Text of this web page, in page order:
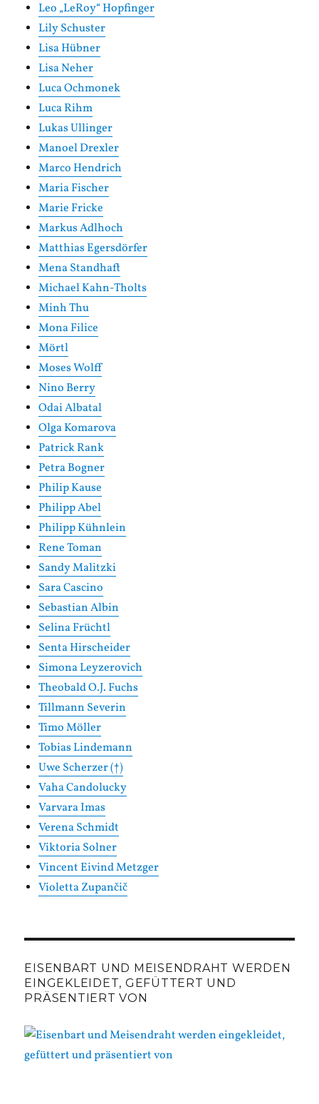
Leo „LeRoy“ Hopfinger
Lily Schuster
Lisa Hübner
Lisa Neher
Luca Ochmonek
Luca Rihm
Lukas Ullinger
Manoel Drexler
Marco Hendrich
Maria Fischer
Marie Fricke
Markus Adlhoch
Matthias Egersdörfer
Mena Standhaft
Michael Kahn-Tholts
Minh Thu
Mona Filice
Mörtl
Moses Wolff
Nino Berry
Odai Albatal
Olga Komarova
Patrick Rank
Petra Bogner
Philip Kause
Philipp Abel
Philipp Kühnlein
Rene Toman
Sandy Malitzki
Sara Cascino
Sebastian Albin
Selina Früchtl
Senta Hirscheider
Simona Leyzerovich
Theobald O.J. Fuchs
Tillmann Severin
Timo Möller
Tobias Lindemann
Uwe Scherzer (†)
Vaha Candolucky
Varvara Imas
Verena Schmidt
Viktoria Solner
Vincent Eivind Metzger
Violetta Zupančič
EISENBART UND MEISENDRAHT WERDEN
EINGEKLEIDET, GEFÜTTERT UND
PRÄSENTIERT VON